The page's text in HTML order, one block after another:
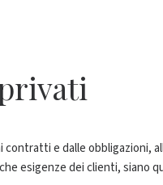
e dalle obbligazioni,
esigenze dei clienti, siano